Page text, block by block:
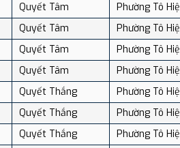
Quyết Tâm
Phường Tô
Quyết Tâm
Phường Tô
Quyết Tâm
Phường Tô
Quyết Tâm
Phường Tô
Quyết Thắng
Phường Tô
Quyết Thắng
Phường Tô
Quyết Thắng
Phường Tô